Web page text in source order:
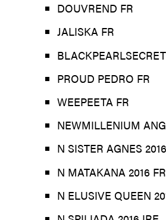
DOUVREND FR
JALISKA FR
PROUD PEDRO FR
WEEPEETA FR
NEWMILLENIUM
N SISTER AGNES
N MATAKANA 2016 FR
N ELUSIVE QUEEN